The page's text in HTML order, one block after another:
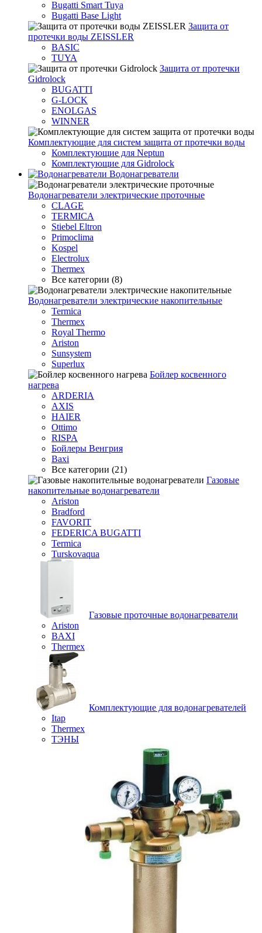
Bugatti Smart Tuya
Bugatti Base Light
Защита от
протечки воды ZEISSLER
BASIC
TUYA
Защита от протечки
Gidrolock
BUGATTI
G-LOCK
ENOLGAS
WINNER
Комплектующие для систем защита от протечки воды
Комплектующие для Neptun
Комплектующие для Gidrolock
Водонагреватели
Водонагреватeли электрические проточные
CLAGE
TERMICA
Stiebel Eltron
Primoclima
Kospel
Electrolux
Thermex
Все категории (8)
Водонагреватели электрические накопительные
Termica
Thermex
Royal Thermo
Ariston
Sunsystem
Superlux
Бойлер косвенного
нагрева
ARDERIA
AXIS
HAIER
Ottimo
RISPA
Бойлеры Венгрия
Baxi
Все категории (21)
Газовые
накопительные водонагреватели
Ariston
Bradford
FAVORIT
FEDERICA BUGATTI
Termica
Turskovaqua
Газовые проточные водонагреватели
Ariston
BAXI
Thermex
Комплектующие для водонагревателей
Itap
Thermex
ТЭНЫ